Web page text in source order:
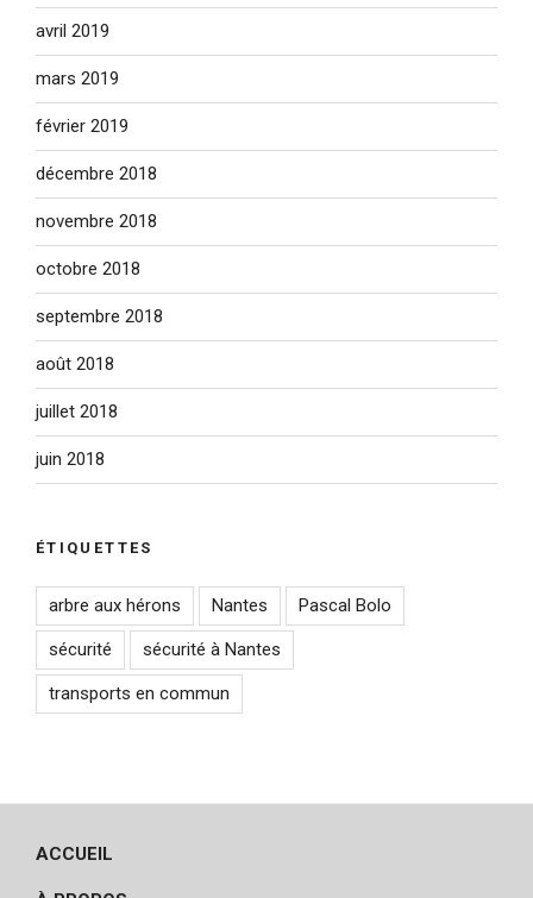
avril 2019
mars 2019
février 2019
décembre 2018
novembre 2018
octobre 2018
septembre 2018
août 2018
juillet 2018
juin 2018
ÉTIQUETTES
arbre aux hérons Nantes Pascal Bolo
sécurité sécurité à Nantes
transports en commun
ACCUEIL